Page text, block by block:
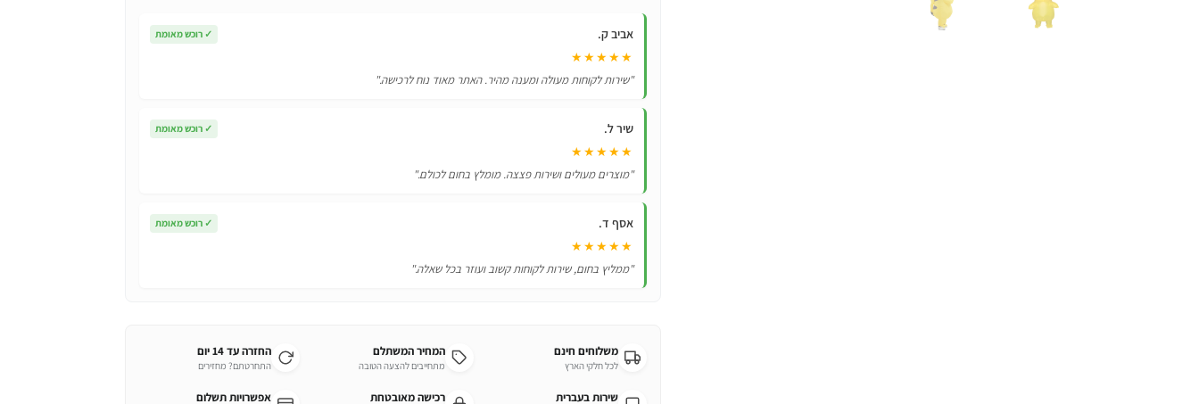
מפוקימון
אביב ק. ✓ רוכש מאומת
★★★★★
"שירות לקוחות מעולה ומענה מהיר. האתר מאוד נוח לרכישה."
שיר ל. ✓ רוכש מאומת
★★★★★
"מוצרים מעולים ושירות פצצה. מומלץ בחום לכולם."
אסף ד. ✓ רוכש מאומת
★★★★★
"ממליץ בחום, שירות לקוחות קשוב ועוזר בכל שאלה."
משלוחים חינם
לכל חלקי הארץ
המחיר המשתלם
מתחייבים להצעה הטובה
החזרה עד 14 יום
התחרטתם? מחזירים
שירות בעברית רכישה מאובטחת אפשרויות תשלום